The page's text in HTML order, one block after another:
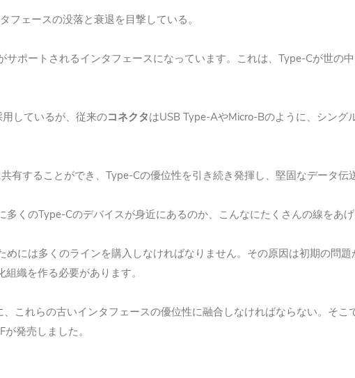
フェースの没落と衰退を目撃している。
サポートされるインタフェースになっています。これは、 Type-Cが世の
しているが、従来のコネクタはUSB Type-AやMicro-Bのように、シング
有することができ、 Type-Cの優位性を引き続き発揮し、堅固なデータ伝
多くのType-Cのデバイスが身近にあるのか、こんなにたくさんの線をあげ
には多くのラインを購入しなければなりません。その原因は初期の問題
組織を作る必要があります。
これらの古いインタフェースの優位性に融合しなければならない。そこ
が発売しました。